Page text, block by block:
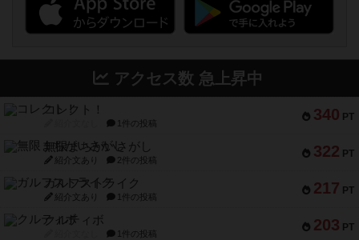
アクセス数 急上昇中
340 PT
コレクト！
1件の投稿
322 PT
無限まちがいさがし
紹介文あり 2件の投稿
217 PT
ガルフストライク
紹介文あり 1件の投稿
203 PT
クルティボ
1件の投稿